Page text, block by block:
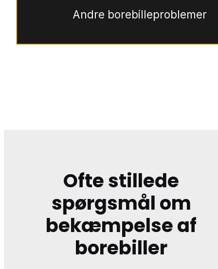
Andre borebilleproblemer
Ofte stillede
spørgsmål om
bekæmpelse af
borebiller